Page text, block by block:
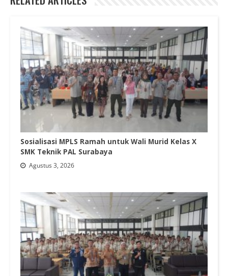
Sosialisasi MPLS Ramah untuk Wali Murid Kelas X
SMK Teknik PAL Surabaya
Agustus 3, 2026